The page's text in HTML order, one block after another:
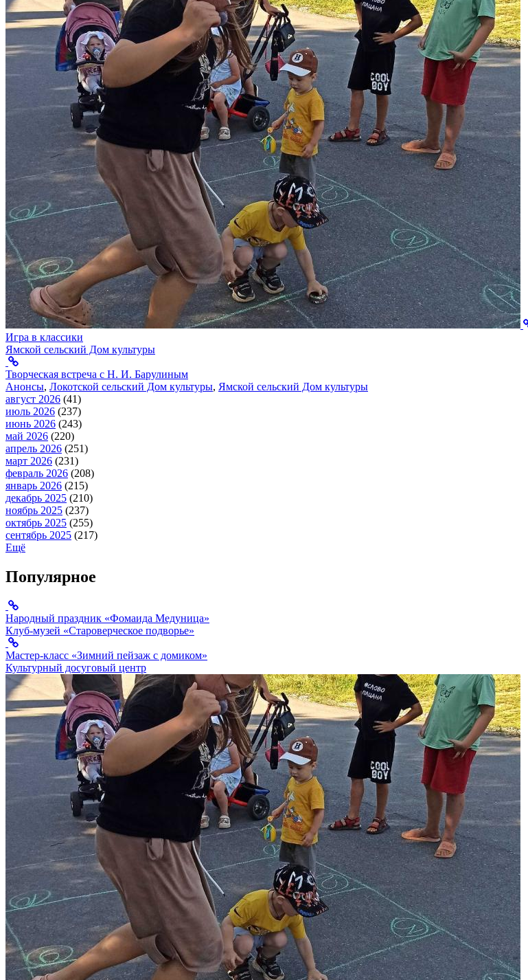
Игра в классики
Ямской сельский Дом культуры
Творческая встреча с Н. И. Барулиным
Анонсы, Локотской сельский Дом культуры, Ямской сельский Дом культуры
август 2026 (41)
июль 2026 (237)
июнь 2026 (243)
май 2026 (220)
апрель 2026 (251)
март 2026 (231)
февраль 2026 (208)
январь 2026 (215)
декабрь 2025 (210)
ноябрь 2025 (237)
октябрь 2025 (255)
сентябрь 2025 (217)
Ещё
Популярное
Народный праздник «Фомаида Медуница»
Клуб-музей «Староверческое подворье»
Мастер-класс «Зимний пейзаж с домиком»
Культурный досуговый центр